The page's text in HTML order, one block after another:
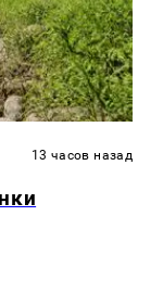
13 часов назад